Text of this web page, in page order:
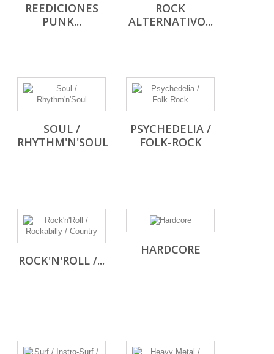
REEDICIONES
PUNK...
ROCK
ALTERNATIVO...
SOUL /
RHYTHM'N'SOUL
PSYCHEDELIA /
FOLK-ROCK
ROCK'N'ROLL /...
HARDCORE